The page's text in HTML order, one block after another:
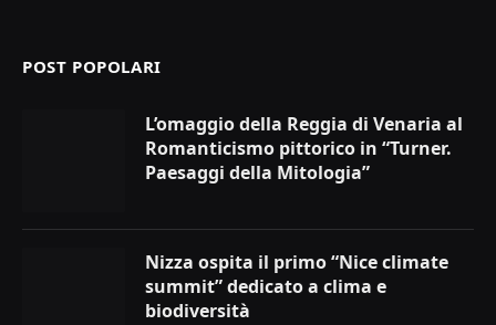
POST POPOLARI
L’omaggio della Reggia di Venaria al
Romanticismo pittorico in “Turner.
Paesaggi della Mitologia”
Nizza ospita il primo “Nice climate
summit” dedicato a clima e
biodiversità